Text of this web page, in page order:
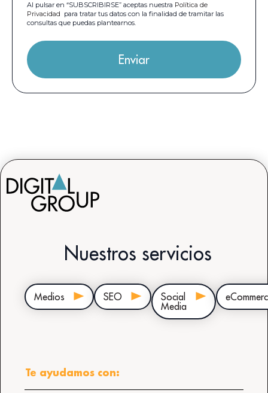
Al pulsar en “SUBSCRIBIRSE” aceptas nuestra Política de
Privacidad para tratar tus datos con la finalidad de tramitar las
consultas que puedas plantearnos.
Nuestros servicios
Medios SEO
Social
Media
Te ayudamos con: